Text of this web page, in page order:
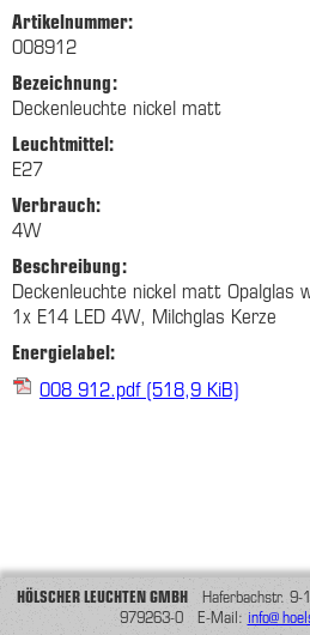
Artikelnummer:
008912
Bezeichnung:
Deckenleuchte nickel matt
Leuchtmittel:
E27
Verbrauch:
4W
Beschreibung:
Deckenleuchte nickel matt Opalglas
1x E14 LED 4W, Milchglas Kerze
Energielabel:
008 912.pdf(518,9 KiB)
HÖLSCHER LEUCHTEN GMBH Haferbachstr.
979263-0 E-Mail: